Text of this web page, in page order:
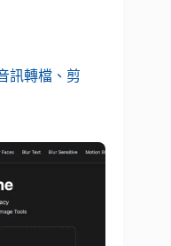
訊轉檔、剪